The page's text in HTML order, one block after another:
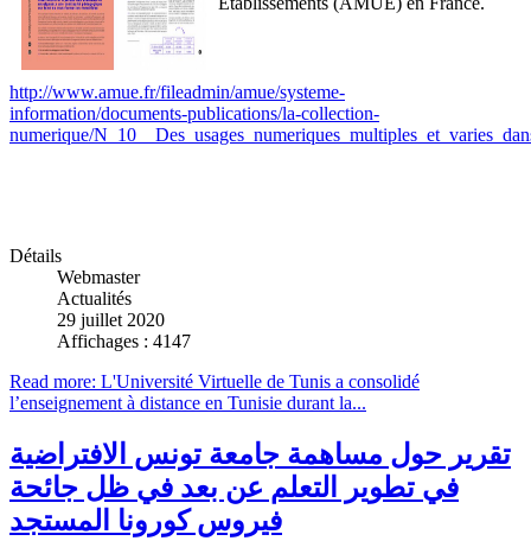
http://www.amue.fr/fileadmin/amue/systeme-
information/documents-publications/la-collection-
numerique/
Détails
Webmaster
Actualités
29 juillet 2020
Affichages : 4147
Read more: L'Université Virtuelle de Tunis a consolidé
l’enseignement à distance en Tunisie durant la...
تقرير حول مساهمة جامعة تونس الافتراضية
في تطوير التعلم عن بعد في ظل جائحة
فيروس كورونا المستجد